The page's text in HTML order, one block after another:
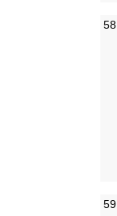
58.
59.